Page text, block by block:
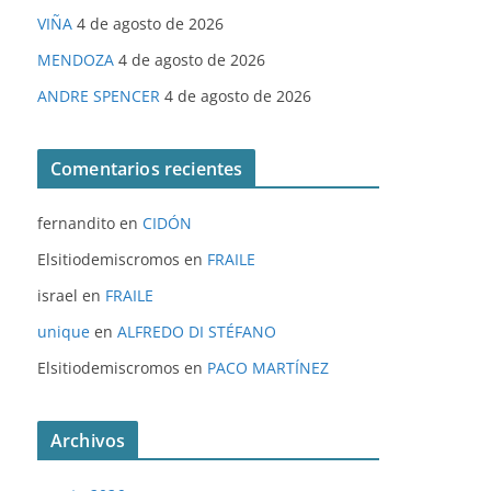
VIÑA 4 de agosto de 2026
MENDOZA 4 de agosto de 2026
ANDRE SPENCER 4 de agosto de 2026
Comentarios recientes
fernandito en CIDÓN
Elsitiodemiscromos en FRAILE
israel en FRAILE
unique en ALFREDO DI STÉFANO
Elsitiodemiscromos en PACO MARTÍNEZ
Archivos